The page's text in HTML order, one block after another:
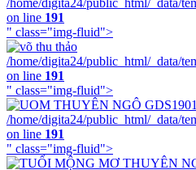
/home/digita24/public_html/_data/
on line 191
" class="img-fluid">
/home/digita24/public_html/_data/
on line 191
" class="img-fluid">
/home/digita24/public_html/_data/
on line 191
" class="img-fluid">